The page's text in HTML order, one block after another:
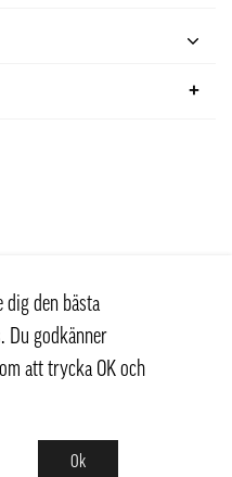
dig den bästa
Du godkänner
att trycka OK och
Ok